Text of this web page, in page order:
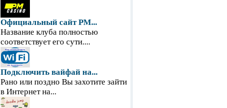
Официальный сайт PM...
Название клуба полностью
соответствует его сути....
Подключить вайфай на...
Рано или поздно Вы захотите зайти
в Интернет на...